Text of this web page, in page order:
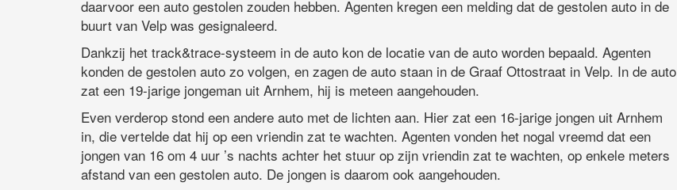
daarvoor een auto gestolen zouden hebben. Agenten kregen een melding dat de gestolen auto in de
buurt van Velp was gesignaleerd.
Dankzij het track&trace-systeem in de auto kon de locatie van de auto worden bepaald. Agenten
konden de gestolen auto zo volgen, en zagen de auto staan in de Graaf Ottostraat in Velp. In de auto
zat een 19-jarige jongeman uit Arnhem, hij is meteen aangehouden.
Even verderop stond een andere auto met de lichten aan. Hier zat een 16-jarige jongen uit Arnhem
in, die vertelde dat hij op een vriendin zat te wachten. Agenten vonden het nogal vreemd dat een
jongen van 16 om 4 uur ’s nachts achter het stuur op zijn vriendin zat te wachten, op enkele meters
afstand van een gestolen auto. De jongen is daarom ook aangehouden.